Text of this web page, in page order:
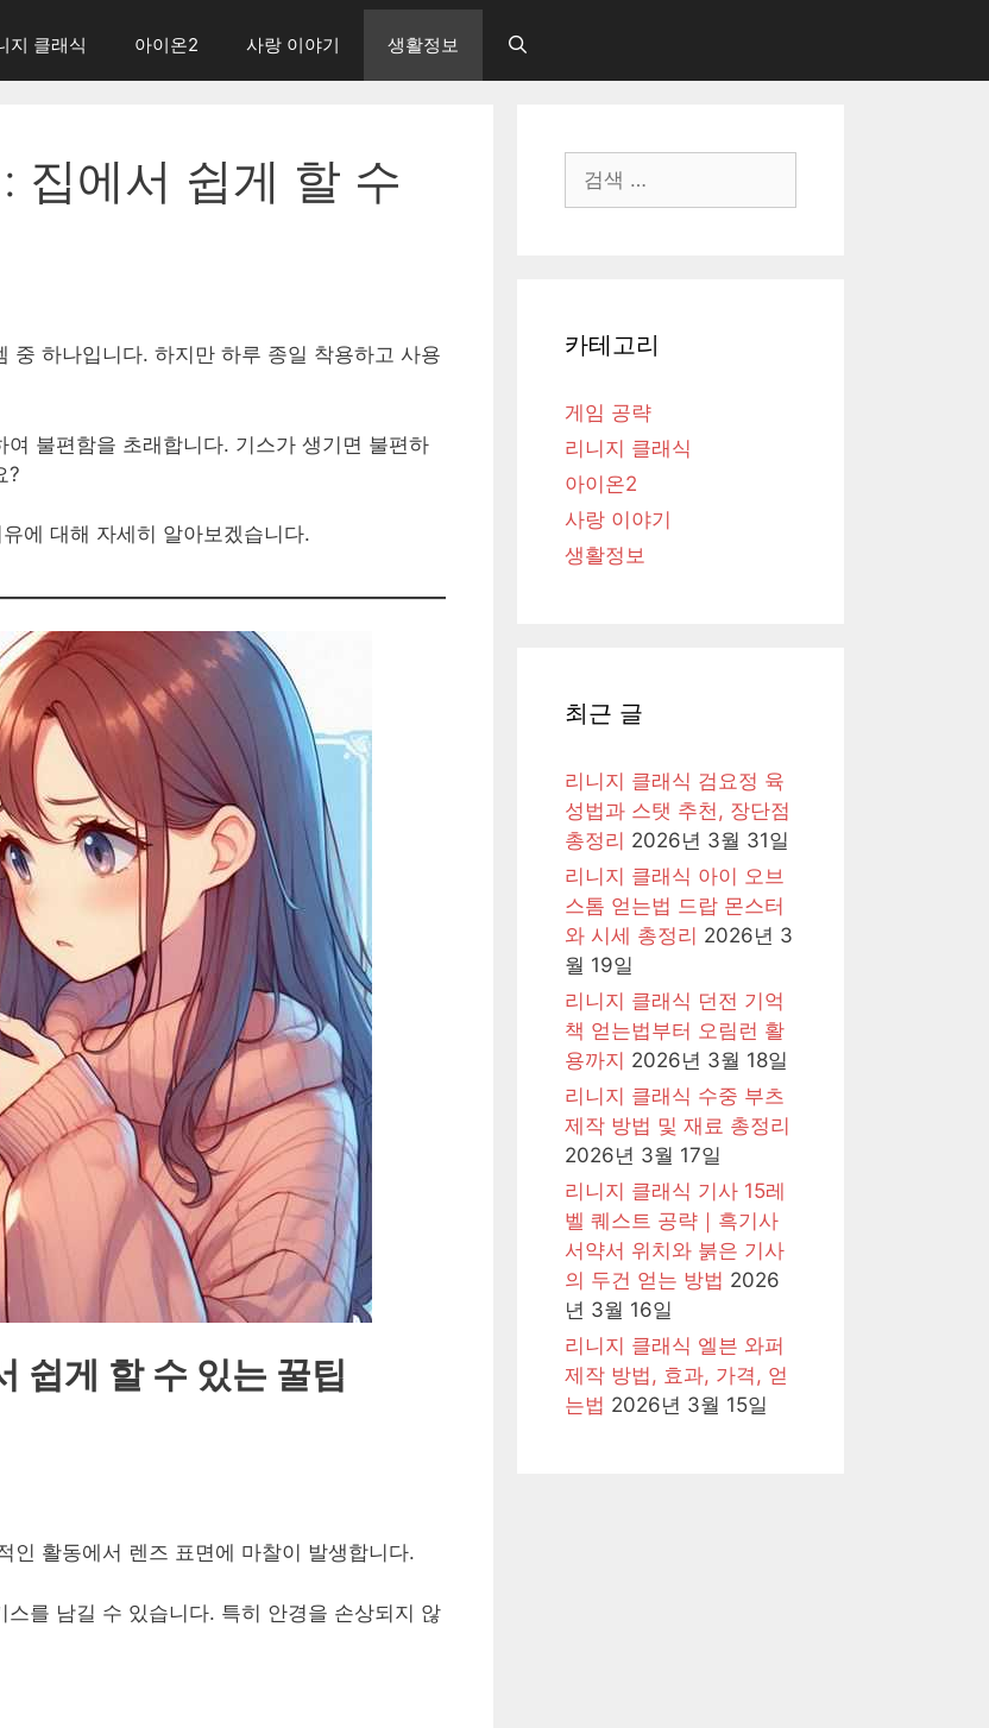
지 클래식 아이온2 사랑 이야기 생활정보
집에서 쉽게 할 수
중 하나입니다. 하지만 하루 종일 착용하고 사용
불편함을 초래합니다. 기스가 생기면 불편하
?
에 대해 자세히 알아보겠습니다.
쉽게 할 수 있는 꿀팁
인 활동에서 렌즈 표면에 마찰이 발생합니다.
를 남길 수 있습니다. 특히 안경을 손상되지 않
색:
카테고리
게임 공략
리니지 클래식
아이온2
사랑 이야기
생활정보
최근 글
리니지 클래식 검요정 육
성법과 스탯 추천, 장단점
총정리 2026년 3월 31일
리니지 클래식 아이 오브
스톰 얻는법 드랍 몬스터
와 시세 총정리 2026년 3
월 19일
리니지 클래식 던전 기억
책 얻는법부터 오림런 활
용까지 2026년 3월 18일
리니지 클래식 수중 부츠
제작 방법 및 재료 총정리
2026년 3월 17일
리니지 클래식 기사 15레
벨 퀘스트 공략｜흑기사
서약서 위치와 붉은 기사
의 두건 얻는 방법 2026
년 3월 16일
리니지 클래식 엘븐 와퍼
제작 방법, 효과, 가격, 얻
는법 2026년 3월 15일